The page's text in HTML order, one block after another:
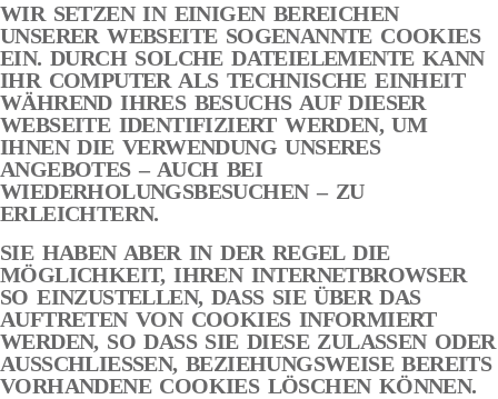
WIR SETZEN IN EINIGEN BEREICHEN
UNSERER WEBSEITE SOGENANNTE COOKIES
EIN. DURCH SOLCHE DATEIELEMENTE KANN
IHR COMPUTER ALS TECHNISCHE EINHEIT
WÄHREND IHRES BESUCHS AUF DIESER
WEBSEITE IDENTIFIZIERT WERDEN, UM
IHNEN DIE VERWENDUNG UNSERES
ANGEBOTES – AUCH BEI
WIEDERHOLUNGSBESUCHEN – ZU
ERLEICHTERN.
SIE HABEN ABER IN DER REGEL DIE
MÖGLICHKEIT, IHREN INTERNETBROWSER
SO EINZUSTELLEN, DASS SIE ÜBER DAS
AUFTRETEN VON COOKIES INFORMIERT
WERDEN, SO DASS SIE DIESE ZULASSEN ODER
AUSSCHLIESSEN, BEZIEHUNGSWEISE BEREITS
VORHANDENE COOKIES LÖSCHEN KÖNNEN.